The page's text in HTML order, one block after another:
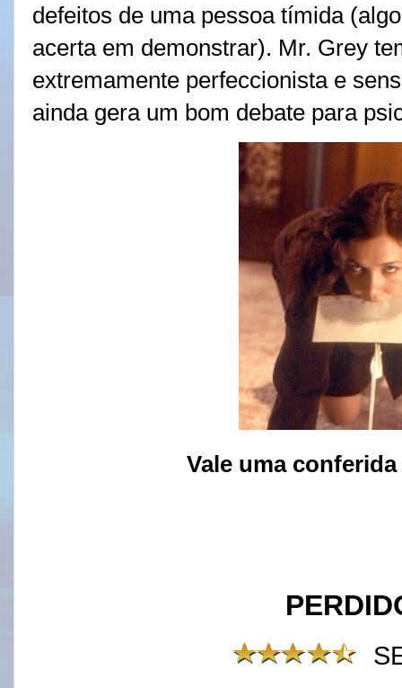
defeitos de uma pessoa tímida
acerta em demonstrar). Mr. Grey
extremamente perfeccionista e
ainda gera um bom debate para
Vale uma conferida